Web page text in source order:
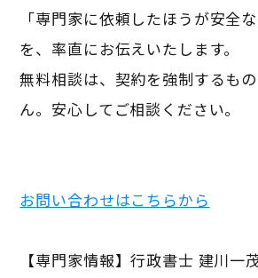
「専門家に依頼したほうが安全
を、率直にお伝えいたします。
無料相談は、契約を強制するも
ん。安心してご相談ください。
お問い合わせはこちらから
【専門家情報】行政書士 建川一